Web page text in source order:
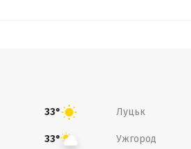
33° Луцьк
33° Ужгород